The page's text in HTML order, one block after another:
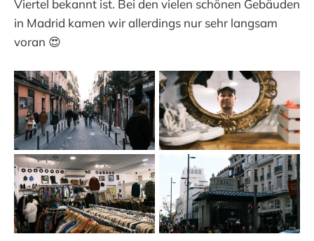
Viertel bekannt ist. Bei den vielen schönen Gebäuden
in Madrid kamen wir allerdings nur sehr langsam
voran 😍